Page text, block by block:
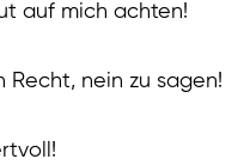
auf mich achten!
Recht, nein zu sagen!